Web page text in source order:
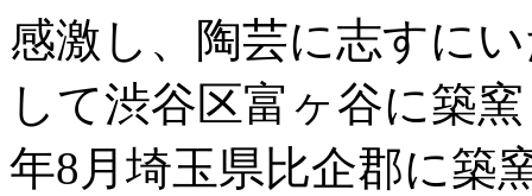
感激し、陶芸に志すに
して渋谷区富ヶ谷に築
年8月埼玉県比企郡に築